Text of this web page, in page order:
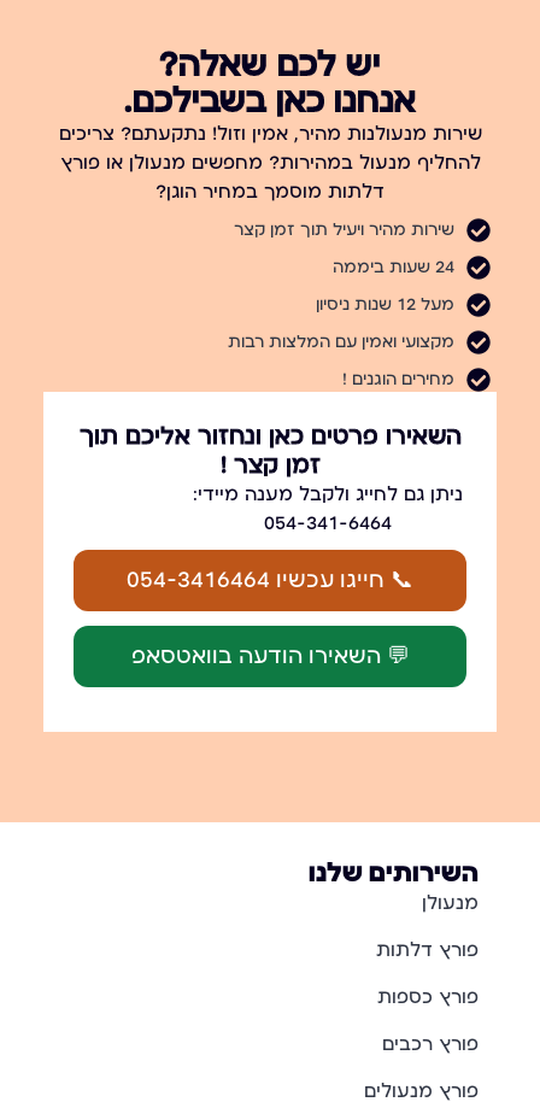
יש לכם שאלה?
אנחנו כאן בשבילכם.
שירות מנעולנות מהיר, אמין וזול! נתקעתם? צריכים
להחליף מנעול במהירות? מחפשים מנעולן או פורץ
דלתות מוסמך במחיר הוגן?
שירות מהיר ויעיל תוך זמן קצר
24 שעות ביממה
מעל 12 שנות ניסיון
מקצועי ואמין עם המלצות רבות
מחירים הוגנים !
השאירו פרטים כאן ונחזור אליכם תוך
זמן קצר !
ניתן גם לחייג ולקבל מענה מיידי:
054-341-6464
📞 חייגו עכשיו 054-3416464
💬 השאירו הודעה בוואטסאפ
השירותים שלנו
מנעולן
פורץ דלתות
פורץ כספות
פורץ רכבים
פורץ מנעולים